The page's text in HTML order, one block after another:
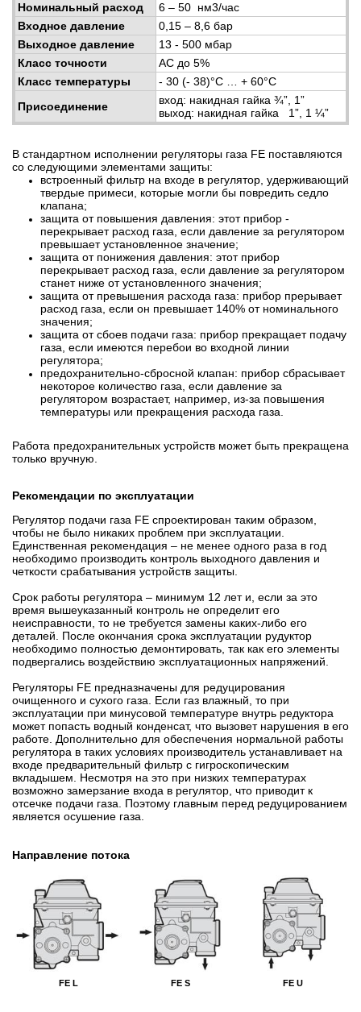
Номинальный расход
6 – 50 нм3/час
Входное давление
0,15 – 8,6 бар
Выходное давление
13 - 500 мбар
Класс точности
AC до 5%
Класс температуры
- 30 (- 38)°C … + 60°C
Присоединение
вход: накидная гайка ¾”, 1”
выход: накидная гайка 1”, 1 ¼”
В стандартном исполнении регуляторы газа FE поставляются
со следующими элементами защиты:
встроенный фильтр на входе в регулятор, удерживающий
твердые примеси, которые могли бы повредить седло
клапана;
защита от повышения давления: этот прибор -
перекрывает расход газа, если давление за регулятором
превышает установленное значение;
защита от понижения давления: этот прибор
перекрывает расход газа, если давление за регулятором
станет ниже от установленного значения;
защита от превышения расхода газа: прибор прерывает
расход газа, если он превышает 140% от номинального
значения;
защита от сбоев подачи газа: прибор прекращает подачу
газа, если имеются перебои во входной линии
регулятора;
предохранительно-сбросной клапан: прибор сбрасывает
некоторое количество газа, если давление за
регулятором возрастает, например, из-за повышения
температуры или прекращения расхода газа.
Работа предохранительных устройств может быть прекращена
только вручную.
Рекомендации по эксплуатации
Регулятор подачи газа FE спроектирован таким образом,
чтобы не было никаких проблем при эксплуатации.
Единственная рекомендация – не менее одного раза в год
необходимо производить контроль выходного давления и
четкости срабатывания устройств защиты.
Срок работы регулятора – минимум 12 лет и, если за это
время вышеуказанный контроль не определит его
неисправности, то не требуется замены каких-либо его
деталей. После окончания срока эксплуатации рудуктор
необходимо полностью демонтировать, так как его элементы
подвергались воздействию эксплуатационных напряжений.
Регуляторы FE предназначены для редуцирования
очищенного и сухого газа. Если газ влажный, то при
эксплуатации при минусовой температуре внутрь редуктора
может попасть водный конденсат, что вызовет нарушения в его
работе. Дополнительно для обеспечения нормальной работы
регулятора в таких условиях производитель устанавливает на
входе предварительный фильтр с гигроскопическим
вкладышем. Несмотря на это при низких температурах
возможно замерзание входа в регулятор, что приводит к
отсечке подачи газа. Поэтому главным перед редуцированием
является осушение газа.
Направление потока
FE L FE S FE U